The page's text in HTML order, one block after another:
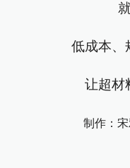
低成本、
让超材
制作：宋